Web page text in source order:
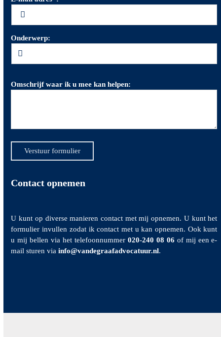
Onderwerp:
Omschrijf waar ik u mee kan helpen:
Verstuur formulier
Contact opnemen
U kunt op diverse manieren contact met mij opnemen. U kunt het
formulier invullen zodat ik contact met u kan opnemen. Ook kunt
u mij bellen via het telefoonnummer 020-240 08 06 of mij een e-
mail sturen viainfo@vandegraafadvocatuur.nl.